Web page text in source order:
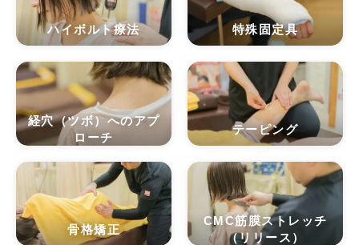
ハイボルト療法 特殊固定具
経穴（ツボ）へのアプ
ローチ
テーピング
骨格矯正
CMC筋膜ストレッチ
（リリース）